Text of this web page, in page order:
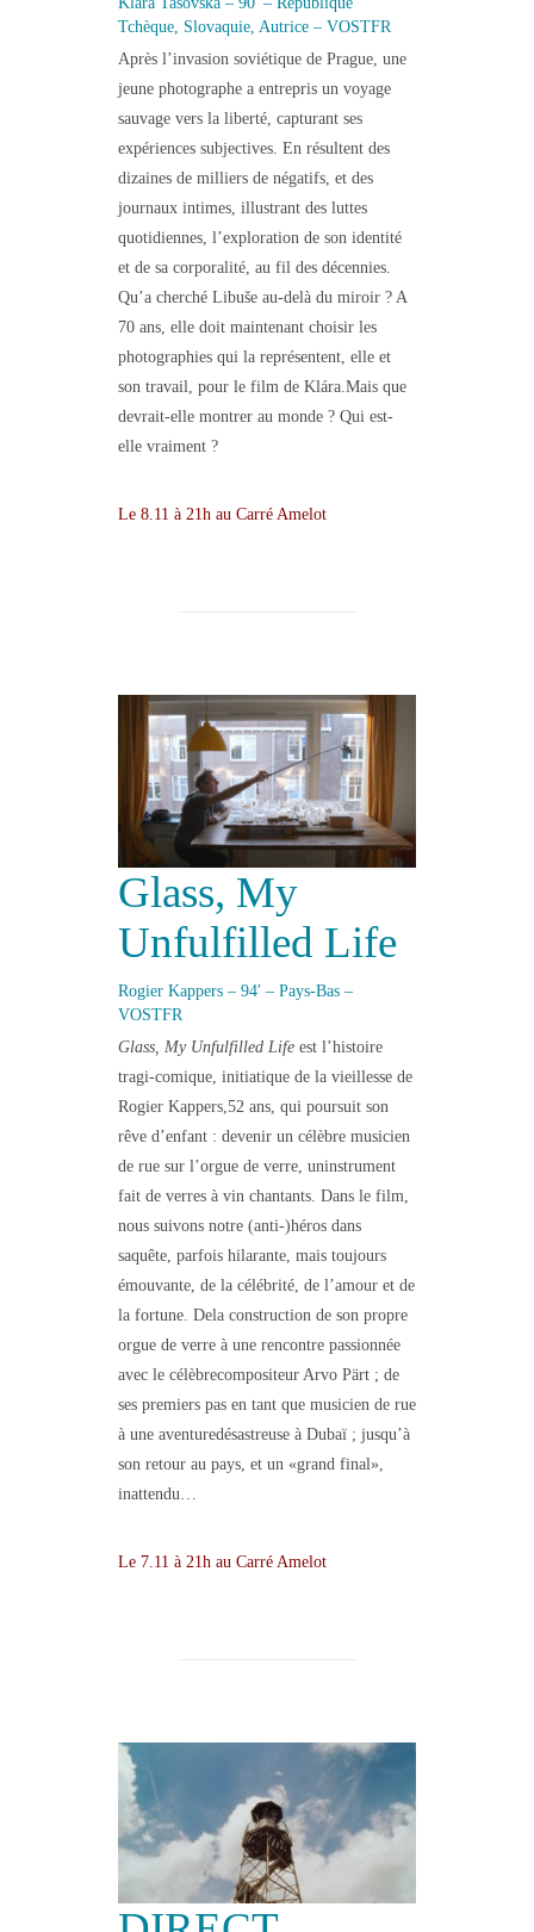
Tchèque, Slovaquie, Autrice – VOSTFR
Après l’invasion soviétique de Prague, une
jeune photographe a entrepris un voyage
sauvage vers la liberté, capturant ses
expériences subjectives. En résultent des
dizaines de milliers de négatifs, et des
journaux intimes, illustrant des luttes
quotidiennes, l’exploration de son identité
et de sa corporalité, au fil des décennies.
Qu’a cherché Libuše au-delà du miroir ? A
70 ans, elle doit maintenant choisir les
photographies qui la représentent, elle et
son travail, pour le film de Klára.Mais que
devrait-elle montrer au monde ? Qui est-
elle vraiment ?
Le 8.11 à 21h au Carré Amelot
Glass, My
Unfulfilled Life
Rogier Kappers – 94′ – Pays-Bas –
VOSTFR
Glass, My Unfulfilled Life est l’histoire
tragi-comique, initiatique de la vieillesse de
Rogier Kappers,52 ans, qui poursuit son
rêve d’enfant : devenir un célèbre musicien
de rue sur l’orgue de verre, uninstrument
fait de verres à vin chantants. Dans le film,
nous suivons notre (anti-)héros dans
saquête, parfois hilarante, mais toujours
émouvante, de la célébrité, de l’amour et de
la fortune. Dela construction de son propre
orgue de verre à une rencontre passionnée
avec le célèbrecompositeur Arvo Pärt ; de
ses premiers pas en tant que musicien de rue
à une aventuredésastreuse à Dubaï ; jusqu’à
son retour au pays, et un «grand final»,
inattendu…
Le 7.11 à 21h au Carré Amelot